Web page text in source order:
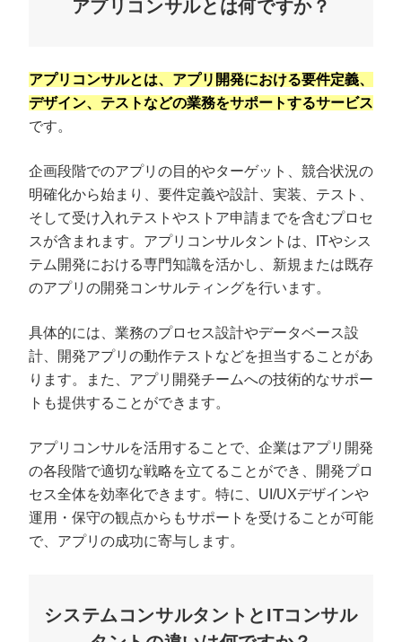
プロに無料相談をする 会社概要資料をダウ
アプリコンサルとは何ですか？
アプリコンサルとは、アプリ開発における要件定義、
デザイン、テストなどの業務をサポートするサービス
です。
企画段階でのアプリの目的やターゲット、競合状況の
明確化から始まり、要件定義や設計、実装、テスト、
そして受け入れテストやストア申請までを含むプロセ
スが含まれます。アプリコンサルタントは、ITやシス
テム開発における専門知識を活かし、新規または既存
のアプリの開発コンサルティングを行います。
具体的には、業務のプロセス設計やデータベース設
計、開発アプリの動作テストなどを担当することがあ
ります。また、アプリ開発チームへの技術的なサポー
トも提供することができます。
アプリコンサルを活用することで、企業はアプリ開発
の各段階で適切な戦略を立てることができ、開発プロ
セス全体を効率化できます。特に、UI/UXデザインや
運用・保守の観点からもサポートを受けることが可能
で、アプリの成功に寄与します。
システムコンサルタントとITコンサル